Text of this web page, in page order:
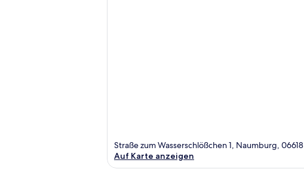
Straße zum Wasserschlößchen 1, Naumburg, 06618
Auf Karte anzeigen